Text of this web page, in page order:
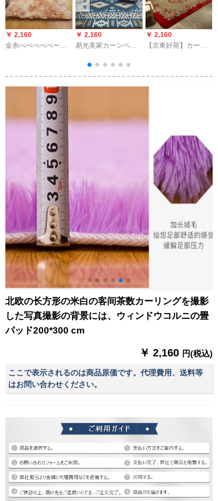
￥ 2,160
金糸ぺぺぺぺぺージ
寝室ベト前出窓カ-ジ
前出窓カープ140 cm
￥ 2,160
易光美家カーンペル
であるあるあるある
オーストリアミット
式田舎のシンプロ部
きます。
￥ 2,160
【京東好荷】カーリ
布寝室ベドの前のフ
エルト家庭用結婚新
北欧の长方形の米白の客间茶数カーリングを撮影
した写真撮影の背景には、ウィンドウコルニの畳
パッド200*300 cm
￥ 2,160 円(税込)
ここで表示されるのは商品原価です。代理費用、送料等
はお問い合わせください。